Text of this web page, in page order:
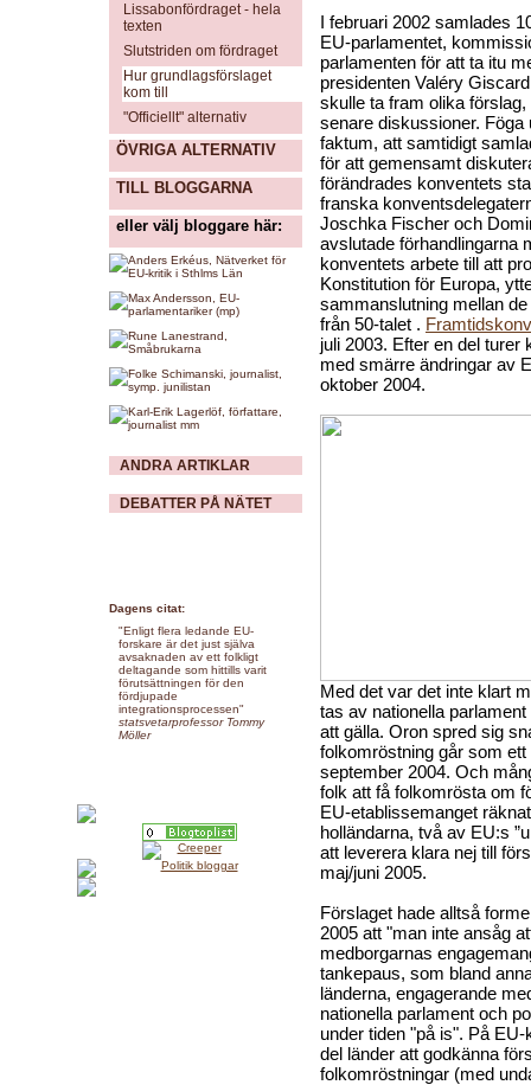
Lissabonfördraget - hela
texten
Slutstriden om fördraget
Hur grundlagsförslaget
kom till
"Officiellt" alternativ
ÖVRIGA ALTERNATIV
TILL BLOGGARNA
eller välj bloggare här:
ANDRA ARTIKLAR
DEBATTER PÅ NÄTET
Dagens citat:
"Enligt flera ledande EU-
forskare är det just själva
avsaknaden av ett folkligt
deltagande som hittills varit
förutsättningen för den
fördjupade
integrationsprocessen"
statsvetarprofessor Tommy
Möller
I februari 2002 samlades
EU-parlamentet,
parlamenten för att ta itu
presidenten Valéry
skulle ta fram olika
senare diskussioner.
faktum, att samtidigt
för att gemensamt
förändrades konventets
franska
Joschka Fischer och
avslutade förhandlingarna
konventets arbete till att
Konstitution för Europa,
sammanslutning mellan
från 50-talet .
juli 2003. Efter en del
med smärre ändringar av
oktober 2004.
Med det var det inte klart
tas av nationella
att gälla. Oron spred sig
folkomröstning går som
september 2004. Och
folk att få folkomrösta om
EU-etablissemanget
holländarna, två av EU:s
att leverera klara nej till
maj/juni 2005.
Förslaget hade alltså
2005 att "man inte ansåg
medborgarnas
tankepaus, som bland
länderna, engagerande
nationella parlament och
under tiden "på is". På
del länder att godkänna
folkomröstningar (med